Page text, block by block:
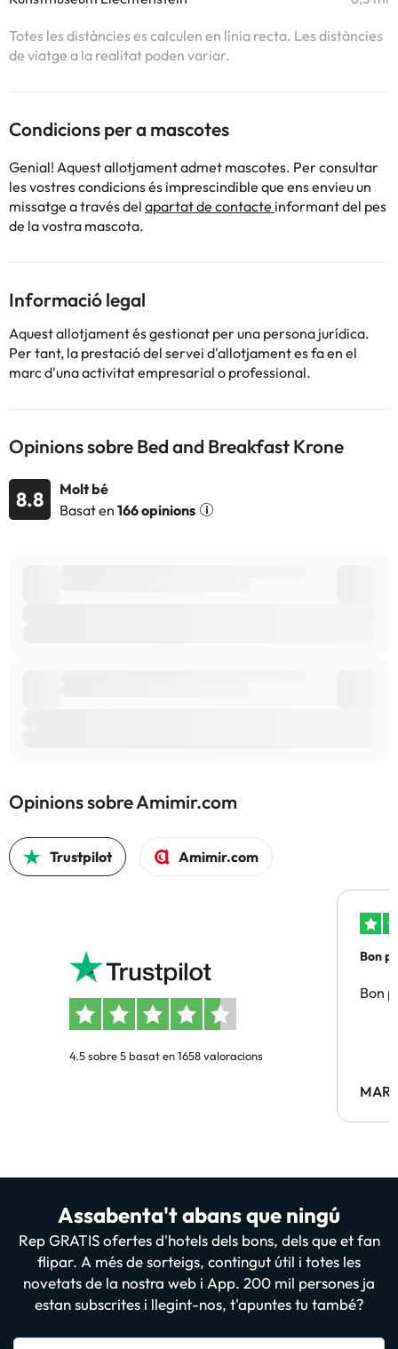
Totes les distàncies es calculen en línia recta. Les distàncies
de viatge a la realitat poden variar.
Condicions per a mascotes
Genial! Aquest allotjament admet mascotes. Per consultar
les vostres condicions és imprescindible que ens envieu un
missatge a través del apartat de contacte informant del pes
de la vostra mascota.
Informació legal
Aquest allotjament és gestionat per una persona jurídica.
Per tant, la prestació del servei d'allotjament es fa en el
marc d'una activitat empresarial o professional.
Opinions sobre Bed and Breakfast Krone
8.8
Molt bé
Basat en 166 opinions
Opinions sobre Amimir.com
Trustpilot Amimir.com
4.5 sobre 5 basat en 1658 valoracions
Bon
Bon
Assabenta't abans que ningú
Rep GRATIS ofertes d'hotels dels bons, dels que et fan
flipar. A més de sorteigs, contingut útil i totes les
novetats de la nostra web i App. 200 mil persones ja
estan subscrites i llegint-nos, t'apuntes tu també?